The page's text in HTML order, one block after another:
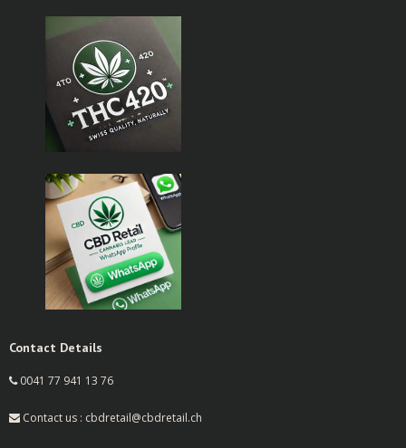
Contact Details
0041 77 941 13 76
Contact us : cbdretail@cbdretail.ch